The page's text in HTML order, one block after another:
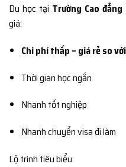
Du học tại Trường Cao
giá:
Chi phí thấp – giá rẻ so
Thời gian học ngắn
Nhanh tốt nghiệp
Nhanh chuyển visa đi làm
Lộ trình tiêu biểu: